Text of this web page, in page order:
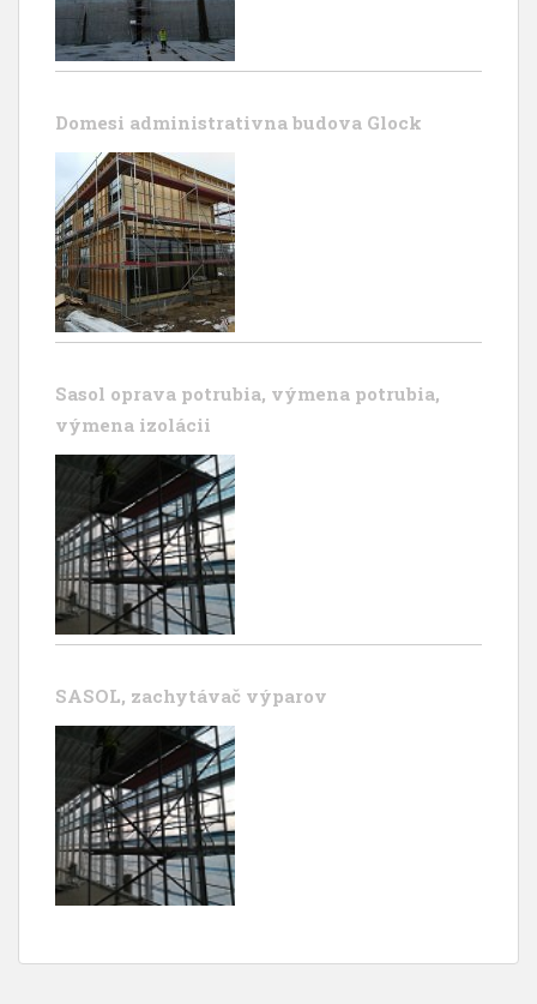
Domesi administrativna budova Glock
Sasol oprava potrubia, výmena potrubia,
výmena izolácii
SASOL, zachytávač výparov